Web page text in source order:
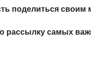
поделиться
рассылку самых